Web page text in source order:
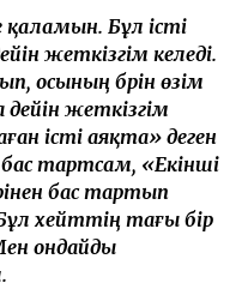
қаламын. Бұл істі
жеткізгім келеді.
осының бәрін өзім
жеткізгім
істі аяқта» деген
бас тартсам, «Екінші
бас тартып
хейттің тағы бір
ондайды